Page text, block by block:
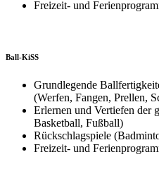
Freizeit- und
Ball-KiSS
Grundlegende
(Werfen, Fangen, Prellen,
Erlernen und Vertiefen der
Basketball, Fußball)
Rückschlagspiele
Freizeit- und